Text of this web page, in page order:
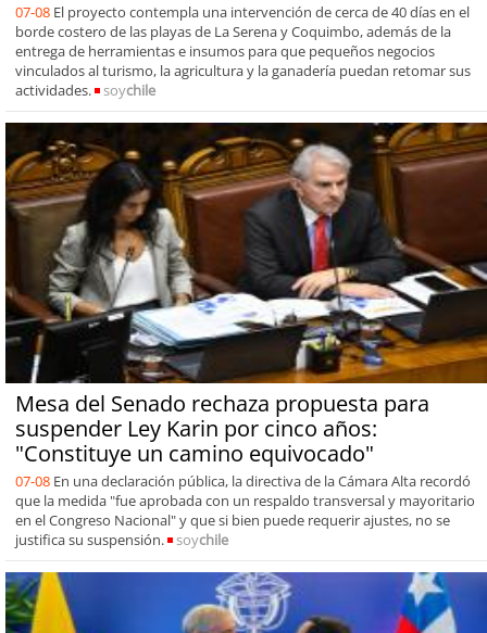
07-08 El proyecto contempla una intervención de cerca de 40 días en el
borde costero de las playas de La Serena y Coquimbo, además de la
entrega de herramientas e insumos para que pequeños negocios
vinculados al turismo, la agricultura y la ganadería puedan retomar sus
actividades.
soychile
Mesa del Senado rechaza propuesta para
suspender Ley Karin por cinco años:
"Constituye un camino equivocado"
07-08 En una declaración pública, la directiva de la Cámara Alta recordó
que la medida "fue aprobada con un respaldo transversal y mayoritario
en el Congreso Nacional" y que si bien puede requerir ajustes, no se
justifica su suspensión.
soychile